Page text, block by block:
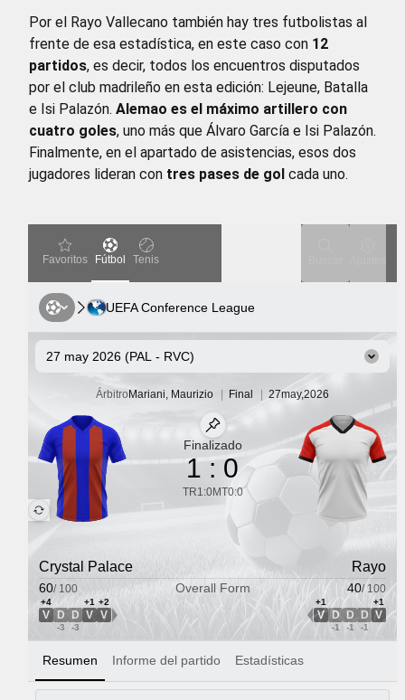
Por el Rayo Vallecano también hay tres futbolistas al
frente de esa estadística, en este caso con 12
partidos, es decir, todos los encuentros disputados
por el club madrileño en esta edición: Lejeune, Batalla
e Isi Palazón. Alemao es el máximo artillero con
cuatro goles, uno más que Álvaro García e Isi Palazón.
Finalmente, en el apartado de asistencias, esos dos
jugadores lideran con tres pases de gol cada uno.